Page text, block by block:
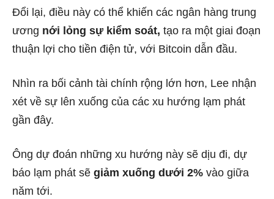
Đổi lại, điều này có thể khiến các ngân hàng trung
ương nới lỏng sự kiểm soát, tạo ra một giai đoạn
thuận lợi cho tiền điện tử, với Bitcoin dẫn đầu.
Nhìn ra bối cảnh tài chính rộng lớn hơn, Lee nhận
xét về sự lên xuống của các xu hướng lạm phát
gần đây.
Ông dự đoán những xu hướng này sẽ dịu đi, dự
báo lạm phát sẽ giảm xuống dưới 2% vào giữa
năm tới.